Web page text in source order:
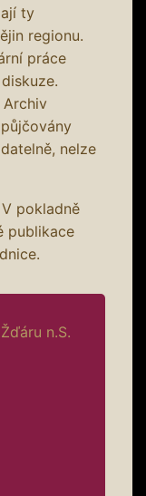
ty
regionu.
práce
Archiv
nelze
pokladně
publikace
n.S.